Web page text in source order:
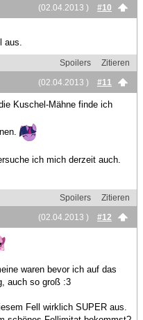
(02.04.2013 )
#10
Spoilers
Zitieren
(02.04.2013 )
#11
Kuschel-Mähne finde ich
ich mich derzeit auch.
Spoilers
Zitieren
(02.04.2013 )
#12
waren bevor ich auf das
auch so groß :3
Fell wirklich SUPER aus.